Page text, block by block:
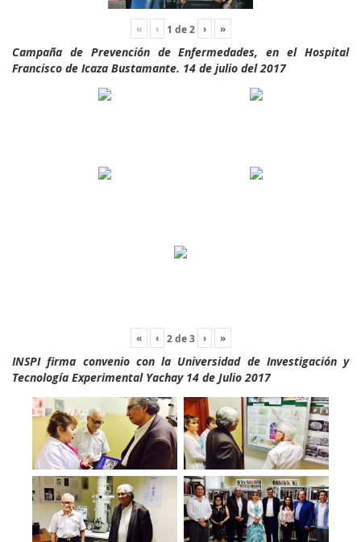
« ‹ 1 de2 › »
Campaña de Prevención de Enfermedades, en el Hospital
Francisco de Icaza Bustamante. 14 de julio del 2017
« ‹ 2de3 › »
INSPI firma convenio con la Universidad de Investigación y
Tecnología Experimental Yachay 14 de Julio 2017